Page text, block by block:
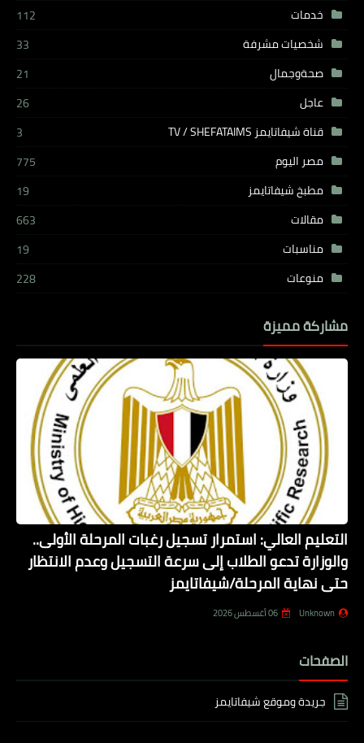
خدمات
112
شخصيات مشرفة
33
صحةوجمال
21
عاجل
26
قناة شيفاتايمز TV / SHEFATAIMS
3
مصر اليوم
775
مطبخ شيفاتايمز
19
مقالات
663
مناسبات
19
منوعات
228
مشاركة مميزة
التعليم العالي: استمرار تسجيل رغبات المرحلة الأولى..
والوزارة تدعو الطلاب إلى سرعة التسجيل وعدم الانتظار
حتى نهاية المرحلة/شيفاتايمز
Unknown 06 أغسطس 2026
الصفحات
جريدة وموقع شيفاتايمز